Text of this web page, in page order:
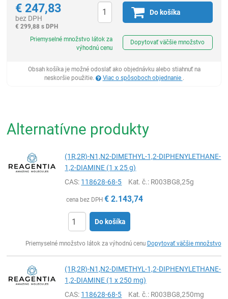
€ 247,83
bez DPH
€ 299,88 s DPH
Do košíka
Priemyselné množstvo látok za
výhodnú cenu
Dopytovať väčšie množstvo
Obsah košíka je možné odoslať ako objednávku alebo stiahnuť na
neskoršie použitie.
Viac o spôsoboch objednanie .
Alternatívne produkty
(1R,2R)-N1,N2-DIMETHYL-1,2-DIPHENYLETHANE-
1,2-DIAMINE (1 x 25 g)
CAS: 118628-68-5 Kat. č.: R003BG8,25g
cena bez DPH € 2.143,74
Do košíka
Priemyselné množstvo látok za výhodnú cenu Dopytovať väčšie množstvo
(1R,2R)-N1,N2-DIMETHYL-1,2-DIPHENYLETHANE-
1,2-DIAMINE (1 x 250 mg)
CAS: 118628-68-5 Kat. č.: R003BG8,250mg